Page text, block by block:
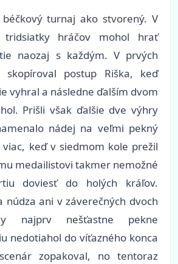
turnaj ako stvorený. V
hráčov mohol hrať
naozaj s každým. V prvých
skopíroval postup Riška, keď
vyhral a následne ďalším dvom
Prišli však ďalšie dve výhry
nádej na veľmi pekný
keď v siedmom kole prežil
medailistovi takmer nemožné
doviesť do holých kráľov.
núdza ani v záverečných dvoch
najprv nešťastne pekne
nedotiahol do víťazného konca
zopakoval, no tentoraz